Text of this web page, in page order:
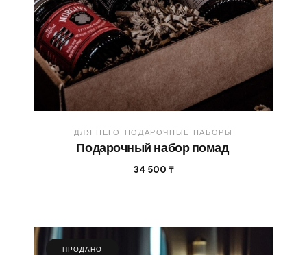
ДЛЯ НЕГО ПОДАРОЧНЫЕ НАБОРЫ
Подарочный набор помад
34 500 ₸
ПРОДАНО